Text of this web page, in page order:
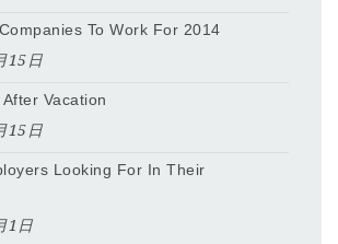
To Work For 2014
15日
Vacation
15日
Looking For In Their
1日